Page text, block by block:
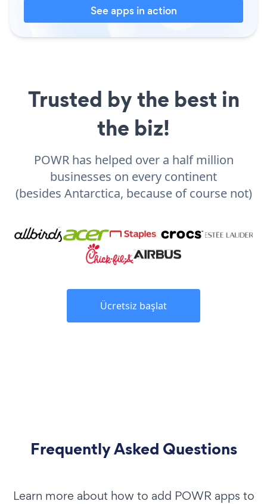
See apps in action
Trusted by the best in
the biz!
POWR has helped over a half million
businesses on every continent
(besides Antarctica, because of course not)
Ücretsiz başlat
Frequently Asked Questions
Learn more about how to add POWR apps to